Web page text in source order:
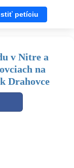
petíciu
v Nitre a
na
Drahovce